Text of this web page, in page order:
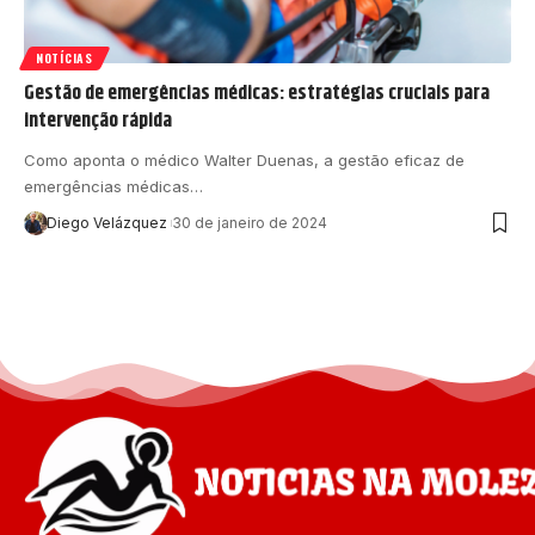
NOTÍCIAS
Gestão de emergências médicas: estratégias cruciais para
intervenção rápida
Como aponta o médico Walter Duenas, a gestão eficaz de
emergências médicas…
Diego Velázquez 30 de janeiro de 2024